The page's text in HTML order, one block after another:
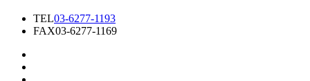
TEL03-6277-1193
FAX03-6277-1169